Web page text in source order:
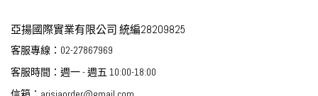
亞揚國際實業有限公司 統編28209825
客服專線：02-27867969
客服時間：週一 - 週五 10:00-18:00